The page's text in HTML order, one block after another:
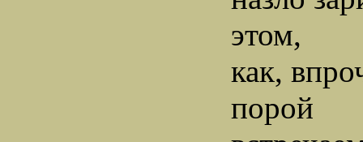
этом,
как,
порой